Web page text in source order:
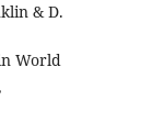
& D.
World